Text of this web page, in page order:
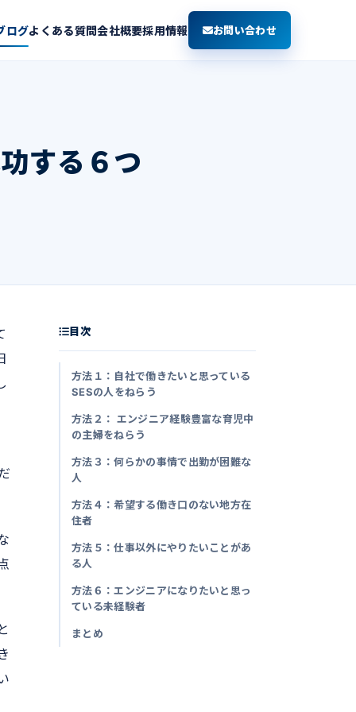
ログよくある質問会社概要採用情報 お問い合わせ
する６つ
目次
方法１：自社で働きたいと思っている
SESの人をねらう
方法２： エンジニア経験豊富な育児中
の主婦をねらう
方法３：何らかの事情で出勤が困難な
人
方法４：希望する働き口のない地方在
住者
方法５：仕事以外にやりたいことがあ
る人
方法６：エンジニアになりたいと思っ
ている未経験者
まとめ